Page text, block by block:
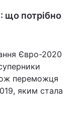
що потрібно
Євро-2020
переможця
яким стала